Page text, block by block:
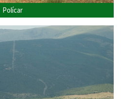
Polícar